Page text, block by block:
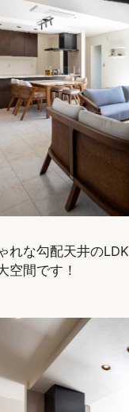
れな勾配天井の
空間です！